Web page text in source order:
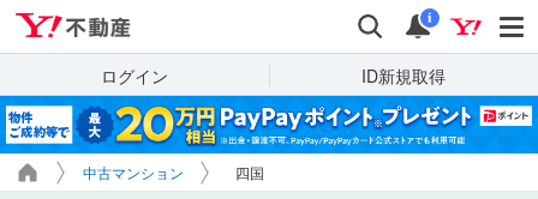
検索 通知
i
ログイン ID新規取得
中古マンション 四国